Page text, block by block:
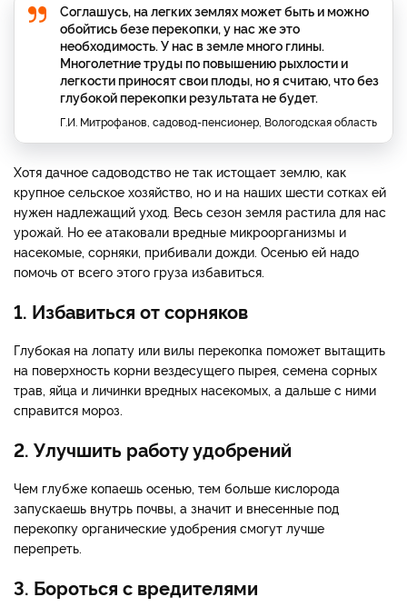
Соглашусь, на легких землях может быть и можно
обойтись безе перекопки, у нас же это
необходимость. У нас в земле много глины.
Многолетние труды по повышению рыхлости и
легкости приносят свои плоды, но я считаю, что без
глубокой перекопки результата не будет.
Г.И. Митрофанов, садовод-пенсионер, Вологодская область
Хотя дачное садоводство не так истощает землю, как
крупное сельское хозяйство, но и на наших шести сотках ей
нужен надлежащий уход. Весь сезон земля растила для нас
урожай. Но ее атаковали вредные микроорганизмы и
насекомые, сорняки, прибивали дожди. Осенью ей надо
помочь от всего этого груза избавиться.
1. Избавиться от сорняков
Глубокая на лопату или вилы перекопка поможет вытащить
на поверхность корни вездесущего пырея, семена сорных
трав, яйца и личинки вредных насекомых, а дальше с ними
справится мороз.
2. Улучшить работу удобрений
Чем глубже копаешь осенью, тем больше кислорода
запускаешь внутрь почвы, а значит и внесенные под
перекопку органические удобрения смогут лучше
перепреть.
3. Бороться с вредителями